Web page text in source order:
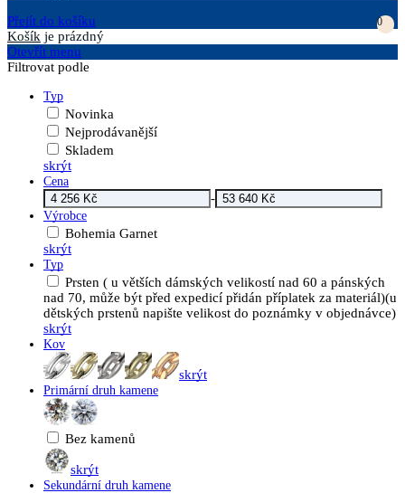
Přejít do košíku
0
Košík je prázdný
Otevřít menu
Filtrovat podle
Typ
Novinka
Nejprodávanější
Skladem
skrýt
Cena
-
Výrobce
Bohemia Garnet
skrýt
Typ
Prsten ( u větších dámských velikostí nad 60 a pánských
nad 70, může být před expedicí přidán příplatek za materiál)(u
dětských prstenů napište velikost do poznámky v objednávce)
skrýt
Kov
skrýt
Primární druh kamene
Bez kamenů
skrýt
Sekundární druh kamene